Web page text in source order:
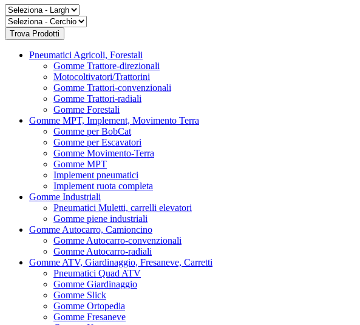
Pneumatici Agricoli, Forestali
Gomme Trattore-direzionali
Motocoltivatori/Trattorini
Gomme Trattori-convenzionali
Gomme Trattori-radiali
Gomme Forestali
Gomme MPT, Implement, Movimento Terra
Gomme per BobCat
Gomme per Escavatori
Gomme Movimento-Terra
Gomme MPT
Implement pneumatici
Implement ruota completa
Gomme Industriali
Pneumatici Muletti, carrelli elevatori
Gomme piene industriali
Gomme Autocarro, Camioncino
Gomme Autocarro-convenzionali
Gomme Autocarro-radiali
Gomme ATV, Giardinaggio, Fresaneve, Carretti
Pneumatici Quad ATV
Gomme Giardinaggio
Gomme Slick
Gomme Ortopedia
Gomme Fresaneve